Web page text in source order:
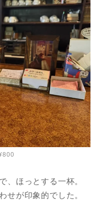
、ほっとする一杯。
せが印象的でした。